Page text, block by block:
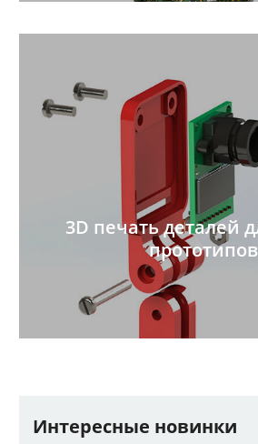
3D печать деталей
прототипов
Интересные новинки